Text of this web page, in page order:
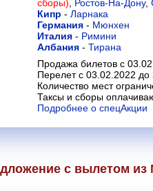
сборы) Ростов-На-Дону,
Кипр - Ларнака
Германия - Мюнхен
Италия - Римини
Албания - Тирана
Продажа билетов с
Перелет с 03.02.2022 до
Количество мест
Таксы и сборы
Подробнее о спецАкции
с вылетом